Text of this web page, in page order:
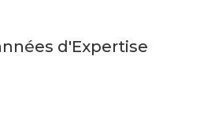
d'Expertise